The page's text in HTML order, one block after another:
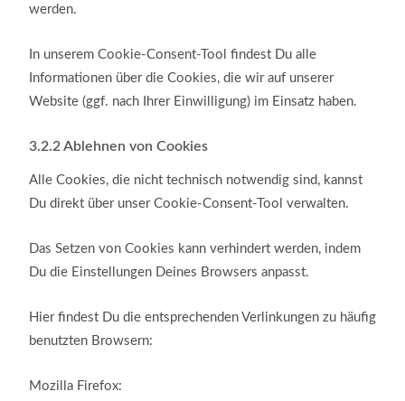
werden.
In unserem Cookie-Consent-Tool findest Du alle
Informationen über die Cookies, die wir auf unserer
Website (ggf. nach Ihrer Einwilligung) im Einsatz haben.
3.2.2Ablehnen von Cookies
Alle Cookies, die nicht technisch notwendig sind, kannst
Du direkt über unser Cookie-Consent-Tool verwalten.
Das Setzen von Cookies kann verhindert werden, indem
Du die Einstellungen Deines Browsers anpasst.
Hier findest Du die entsprechenden Verlinkungen zu häufig
benutzten Browsern:
Mozilla Firefox: